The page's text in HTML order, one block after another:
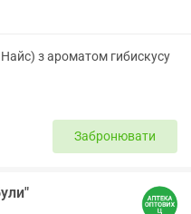
з ароматом гибискусу
Забронювати